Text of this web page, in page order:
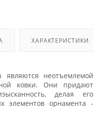
ХАРАКТЕРИСТИКИ
являются неотъемлемой
ковки. Они придают
делая его
элементов орнамента -